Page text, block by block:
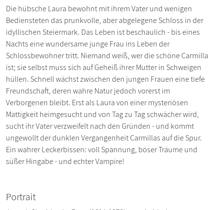
Die hübsche Laura bewohnt mit ihrem Vater und wenigen
Bediensteten das prunkvolle, aber abgelegene Schloss in der
idyllischen Steiermark. Das Leben ist beschaulich - bis eines
Nachts eine wundersame junge Frau ins Leben der
Schlossbewohner tritt. Niemand weiß, wer die schöne Carmilla
ist; sie selbst muss sich auf Geheiß ihrer Mutter in Schweigen
hüllen. Schnell wächst zwischen den jungen Frauen eine tiefe
Freundschaft, deren wahre Natur jedoch vorerst im
Verborgenen bleibt. Erst als Laura von einer mysteriösen
Mattigkeit heimgesucht und von Tag zu Tag schwächer wird,
sucht ihr Vater verzweifelt nach den Gründen - und kommt
ungewollt der dunklen Vergangenheit Carmillas auf die Spur.
Ein wahrer Leckerbissen: voll Spannung, böser Träume und
süßer Hingabe - und echter Vampire!
Portrait